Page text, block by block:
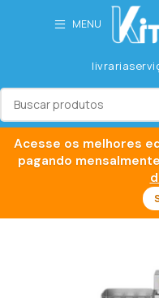
MENU
livraria
Acesse os melhores
pagando